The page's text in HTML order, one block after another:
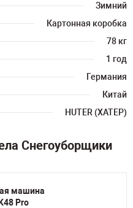
Зимний
Картонная коробка
78 кг
1 год
Германия
Китай
HUTER (ХАТЕР)
Снегоуборщики
машина
Pro